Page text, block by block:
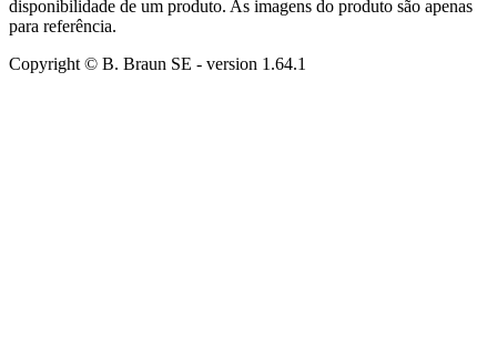
disponibilidade de um produto. As imagens do produto são apenas
para referência.
Copyright © B. Braun SE - version 1.64.1